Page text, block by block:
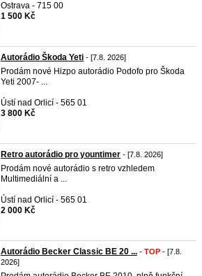
Ostrava - 715 00
1 500 Kč
Autorádio Škoda Yeti - [7.8. 2026]
Prodám nové Hizpo autorádio Podofo pro Škoda
Yeti 2007- ...
Ústí nad Orlicí - 565 01
3 800 Kč
Retro autorádio pro yountimer - [7.8. 2026]
Prodám nové autorádio s retro vzhledem
Multimediální a ...
Ústí nad Orlicí - 565 01
2 000 Kč
Autorádio Becker Classic BE 20 ... - TOP - [7.8.
2026]